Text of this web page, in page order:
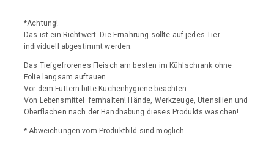
*Achtung!
Das ist ein Richtwert. Die Ernährung sollte auf jedes Tier
individuell abgestimmt werden.
Das Tiefgefrorenes Fleisch am besten im Kühlschrank ohne
Folie langsam auftauen.
Vor dem Füttern bitte Küchenhygiene beachten.
Von Lebensmittel fernhalten! Hände, Werkzeuge, Utensilien und
Oberflächen nach der Handhabung dieses Produkts waschen!
* Abweichungen vom Produktbild sind möglich.